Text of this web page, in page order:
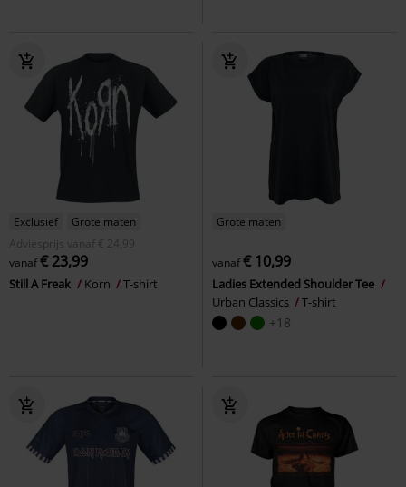
Exclusief
Grote maten
Adviesprijs
vanaf € 24,99
vanaf€ 23,99
Still A Freak Korn T-shirt
Grote maten
vanaf€ 10,99
Ladies Extended Shoulder Tee
Urban Classics
T-shirt
+18